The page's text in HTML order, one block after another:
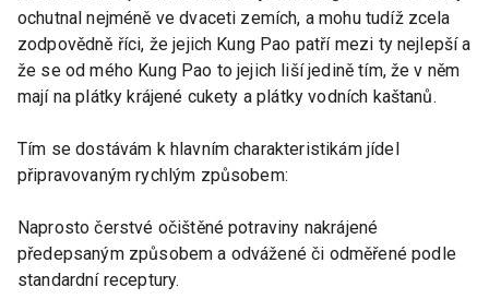
ochutnal nejméně ve dvaceti zemích, a mohu tudíž zcela
zodpovědně říci, že jejich Kung Pao patří mezi ty nejlepší a
že se od mého Kung Pao to jejich liší jedině tím, že v něm
mají na plátky krájené cukety a plátky vodních kaštanů.
Tím se dostávám k hlavním charakteristikám jídel
připravovaným rychlým způsobem:
Naprosto čerstvé očištěné potraviny nakrájené
předepsaným způsobem a odvážené či odměřené podle
standardní receptury.